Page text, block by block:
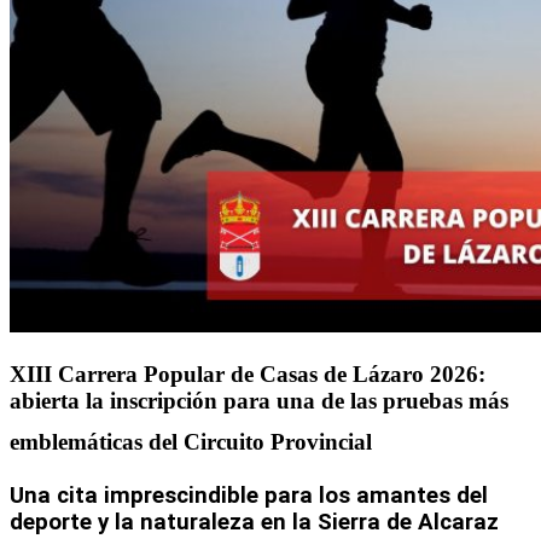
XIII Carrera Popular de Casas de Lázaro 2026:
abierta la inscripción para una de las pruebas más
emblemáticas del Circuito Provincial
Una cita imprescindible para los amantes del
deporte y la naturaleza en la Sierra de Alcaraz